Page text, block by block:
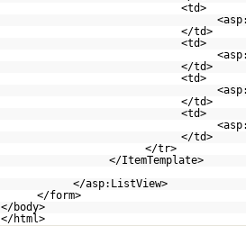
<td>
</td>
<td>
</td>
<td>
</td>
<td>
</td>
</tr>
</ItemTemplate>
</asp:ListView>
</form>
</body>
</html>